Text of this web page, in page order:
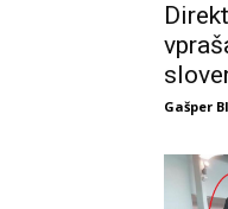
Gašper